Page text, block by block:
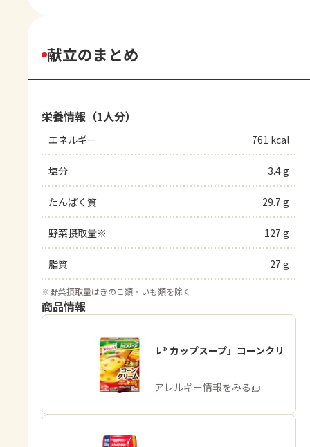
献立のまとめ
栄養情報（1人分）
エネルギー 761 kcal
塩分 3.4 g
たんぱく質 29.7 g
野菜摂取量※ 127 g
脂質 27 g
※野菜摂取量はきのこ類・いも類を除く
商品情報
「クノール® カップスープ」コーンクリ
ーム
商品・アレルギー情報をみる